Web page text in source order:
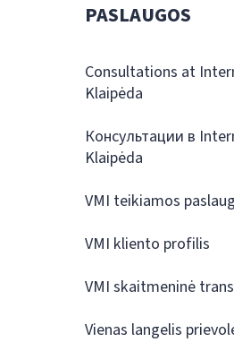
PASLAUGOS
Consultations at
Klaipėda
Консультации в
Klaipėda
VMI teikiamos
VMI kliento profilis
VMI skaitmeninė
Vienas langelis